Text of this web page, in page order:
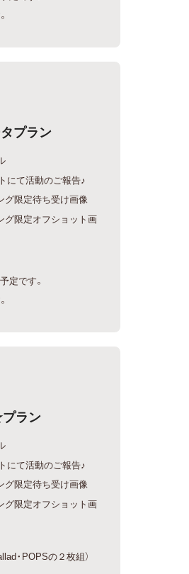
プラン
にて活動のご報告♪
グ限定待ち受け画像
グ限定オフショット画
定です。
ラン
にて活動のご報告♪
グ限定待ち受け画像
グ限定オフショット画
・POPSの２枚組）